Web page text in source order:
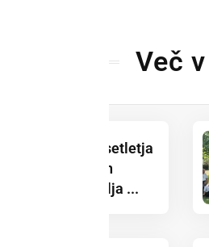
Več
Ozmec že desetletja
v gostinstvu in
ter pripravlja ...